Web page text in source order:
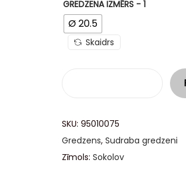
GREDZENA IZMĒRS - 1
Ø 20.5
Skaidrs
SKU: 95010075
Gredzens, Sudraba gredzeni
Zīmols: Sokolov